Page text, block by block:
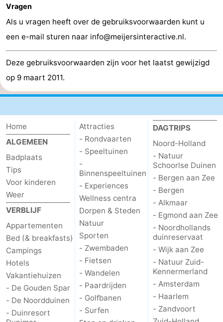
Vragen
Als u vragen heeft over de gebruiksvoorwaarden kunt u
een e-mail sturen naar info@meijersinteractive.nl.
Deze gebruiksvoorwaarden zijn voor het laatst gewijzigd
op 9 maart 2011.
Home
ALGEMEEN
Badplaats
Tips
Voor kinderen
Weer
VERBLIJF
Appartementen
Bed (& breakfasts)
Campings
Hotels
Vakantiehuizen
- De Gouden Spar
- De Noordduinen
- Duinresort
Attracties
- Rondvaarten
- Speeltuinen
-
Binnenspeeltuinen
- Experiences
Wellness centra
Dorpen & Steden
Natuur
Sporten
- Zwembaden
- Fietsen
- Wandelen
- Paardrijden
- Golfbanen
- Surfen
DAGTRIPS
Noord-Holland
- Natuur
Schoorlse Duinen
- Bergen aan Zee
- Bergen
- Alkmaar
- Egmond aan Zee
- Noordhollands
duinreservaat
- Wijk aan Zee
- Natuur Zuid-
Kennermerland
- Amsterdam
- Haarlem
- Zandvoort